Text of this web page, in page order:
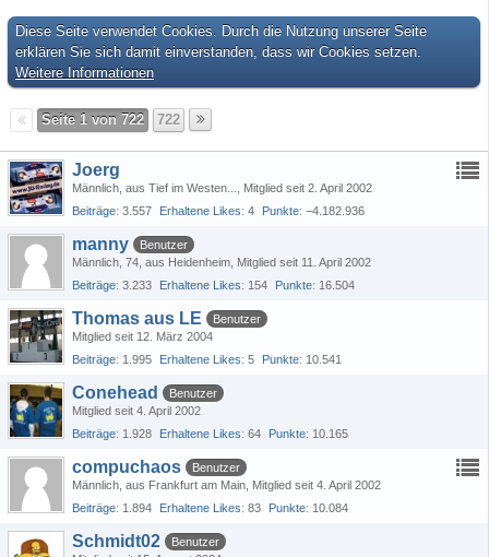
Diese Seite verwendet Cookies. Durch die Nutzung unserer Seite
erklären Sie sich damit einverstanden, dass wir Cookies setzen.
Weitere Informationen
Seite 1 von 722 722
Joerg
Männlich aus Tief im Westen...
Mitglied seit 2. April 2002
Beiträge 3.557 Erhaltene Likes 4 Punkte −4.182.936
manny
Benutzer
Männlich 74 aus Heidenheim Mitglied seit 11. April 2002
Beiträge 3.233 Erhaltene Likes 154 Punkte 16.504
Thomas aus LE
Benutzer
Mitglied seit 12. März 2004
Beiträge 1.995 Erhaltene Likes 5 Punkte 10.541
Conehead
Benutzer
Mitglied seit 4. April 2002
Beiträge 1.928 Erhaltene Likes 64 Punkte 10.165
compuchaos
Benutzer
Männlich aus Frankfurt am Main Mitglied seit 4. April 2002
Beiträge 1.894 Erhaltene Likes 83 Punkte 10.084
Schmidt02
Benutzer